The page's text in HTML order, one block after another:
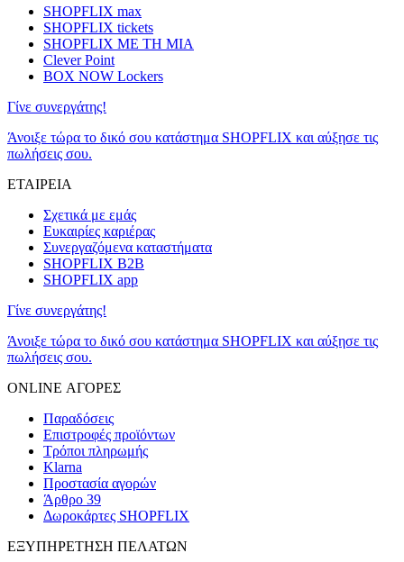
SHOPFLIX max
SHOPFLIX tickets
SHOPFLIX ΜΕ ΤΗ ΜΙΑ
Clever Point
BOX NOW Lockers
Γίνε συνεργάτης!
Άνοιξε τώρα το δικό σου κατάστημα SHOPFLIX και αύξησε τις
πωλήσεις σου.
ΕΤΑΙΡΕΙΑ
Σχετικά με εμάς
Ευκαιρίες καριέρας
Συνεργαζόμενα καταστήματα
SHOPFLIX B2B
SHOPFLIX app
Γίνε συνεργάτης!
Άνοιξε τώρα το δικό σου κατάστημα SHOPFLIX και αύξησε τις
πωλήσεις σου.
ONLINE ΑΓΟΡΕΣ
Παραδόσεις
Επιστροφές προϊόντων
Τρόποι πληρωμής
Klarna
Προστασία αγορών
Άρθρο 39
Δωροκάρτες SHOPFLIX
ΕΞΥΠΗΡΕΤΗΣΗ ΠΕΛΑΤΩΝ